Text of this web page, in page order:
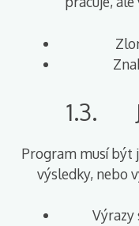
1.3.
Program musí být
výsledky, nebo
Výrazy